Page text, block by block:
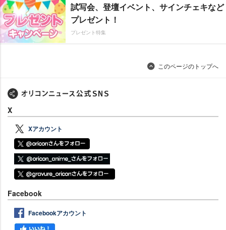
試写会、登壇イベント、サインチェキなど
プレゼント！
プレゼント特集
このページのトップへ
X
Xアカウント
Facebook
Facebookアカウント